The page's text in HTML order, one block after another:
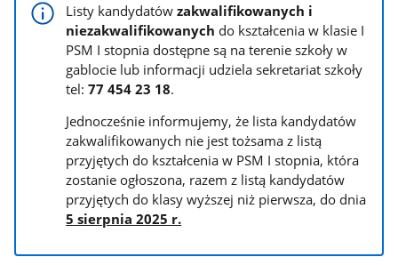
Listy kandydatówzakwalifikowanych i
niezakwalifikowanych do kształcenia w klasie I
PSM I stopnia dostępne są na terenie szkoły w
gablocie lub informacji udziela sekretariat szkoły
tel:77 454 23 18.
Jednocześnie informujemy, że lista kandydatów
zakwalifikowanych nie jest tożsama z listą
przyjętych do kształcenia w PSM I stopnia, która
zostanie ogłoszona, razem z listą kandydatów
przyjętych do klasy wyższej niż pierwsza, do dnia
5 sierpnia 2025 r.